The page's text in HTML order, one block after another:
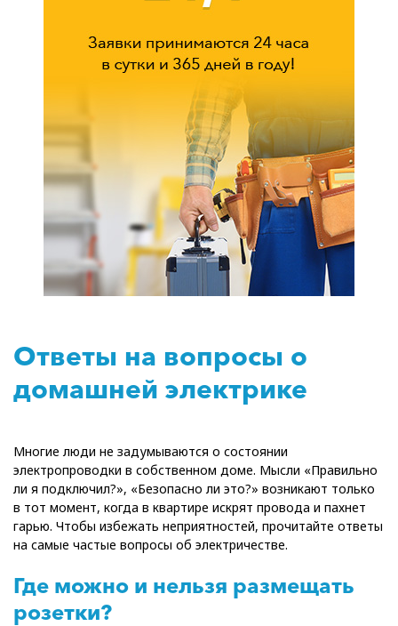
Ответы на вопросы о
домашней электрике
Многие люди не задумываются о состоянии
электропроводки в собственном доме. Мысли «Правильно
ли я подключил?», «Безопасно ли это?» возникают только
в тот момент, когда в квартире искрят провода и пахнет
гарью. Чтобы избежать неприятностей, прочитайте ответы
на самые частые вопросы об электричестве.
Где можно и нельзя размещать
розетки?